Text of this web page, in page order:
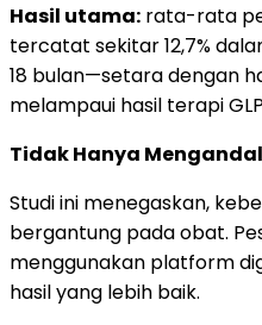
Hasil utama: rata-rata
tercatat sekitar 12,7%
18 bulan—setara dengan
melampaui hasil terapi
Tidak Hanya
Studi ini menegaskan,
bergantung pada obat.
menggunakan platform
hasil yang lebih baik.